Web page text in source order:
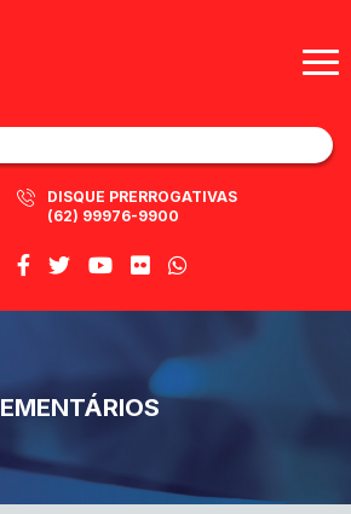
DISQUE PRERROGATIVAS
(62) 99976-9900
EMENTÁRIOS